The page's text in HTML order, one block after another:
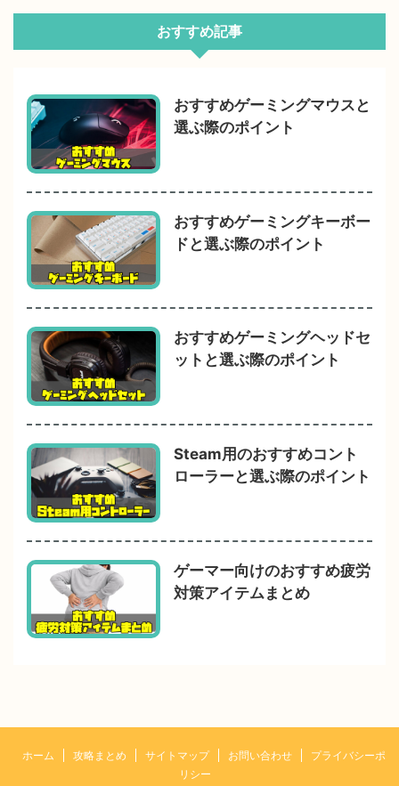
おすすめ記事
おすすめゲーミングマウスと
選ぶ際のポイント
おすすめゲーミングキーボー
ドと選ぶ際のポイント
おすすめゲーミングヘッドセ
ットと選ぶ際のポイント
Steam用のおすすめコント
ローラーと選ぶ際のポイント
ゲーマー向けのおすすめ疲労
対策アイテムまとめ
ホーム 攻略まとめ サイトマップ お問い合わせ
プライバシーポ
リシー